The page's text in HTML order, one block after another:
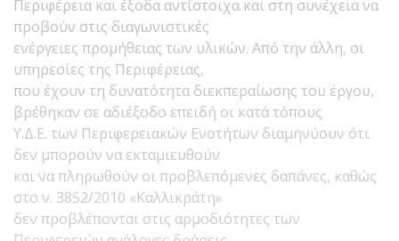
Περιφέρεια και έξοδα αντίστοιχα και στη συνέχεια να
προβούν στις διαγωνιστικές
ενέργειες προμήθειας των υλικών. Από την άλλη, οι
υπηρεσίες της Περιφέρειας,
που έχουν τη δυνατότητα διεκπεραίωσης του έργου,
βρέθηκαν σε αδιέξοδο επειδή οι κατά τόπους
Υ.Δ.Ε. των Περιφερειακών Ενοτήτων διαμηνύουν ότι
δεν μπορούν να εκταμιευθούν
και να πληρωθούν οι προβλεπόμενες δαπάνες, καθώς
στο ν. 3852/2010 «Καλλικράτη»
δεν προβλέπονται στις αρμοδιότητες των